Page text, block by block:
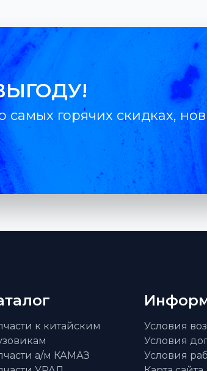
самых горячих скидках,
к китайским
а/м КАМАЗ
Условия
Условия
Условия